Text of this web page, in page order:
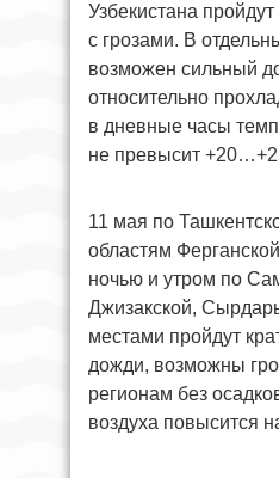
Узбекистана
с грозами. В
возможен сильный
относительно
в дневные часы
не превысит
11 мая по
областям
ночью и утром по
Джизакской,
местами пройдут
дожди, возможны
регионам без
воздуха повысится